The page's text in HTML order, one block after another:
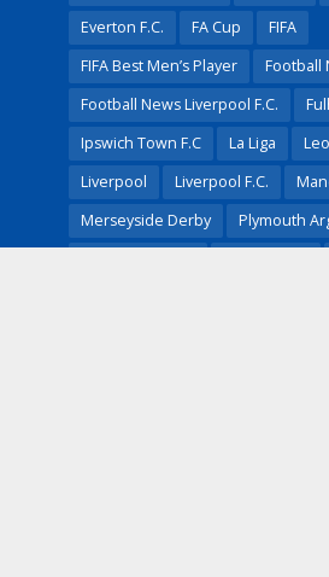
Everton F.C.
FA Cup
FIFA
FIFA Best Men’s Player
Football
Football News Liverpool F.C.
Ipswich Town F.C
La Liga
Liverpool
Liverpool F.C.
Merseyside Derby
Plymouth